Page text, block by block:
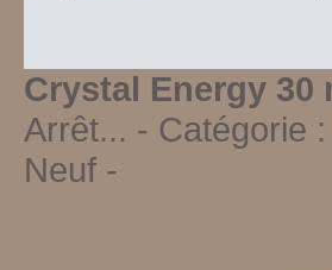
Crystal Energy 30
Arrêt... - Catégorie :
Neuf -